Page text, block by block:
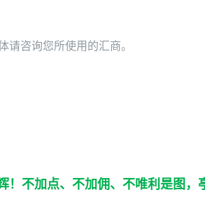
请咨询您所使用的汇商。
！不加点、不加佣、不唯利是图，